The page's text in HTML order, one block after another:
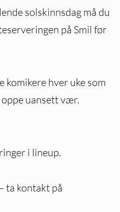
solskinnsdag må du
på Smil før
komikere hver uke som
uansett vær.
i lineup.
ta kontakt på